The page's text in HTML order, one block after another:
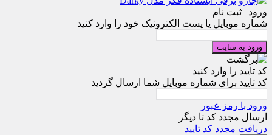
ورود | ثبت نام
شماره موبایل یا پست الکترونیک خود را وارد کنید
ورود به سایت
کد تایید را وارد کنید
کد تایید برای شماره موبایل شما ارسال گردید
ورود با رمز عبور
ارسال مجدد کد تا دیگر
دریافت مجدد کد تایید